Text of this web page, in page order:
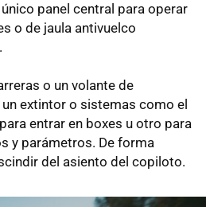
panel central para operar
o de jaula antivuelco
o un volante de
extintor o sistemas como el
entrar en boxes u otro para
y parámetros. De forma
del asiento del copiloto.